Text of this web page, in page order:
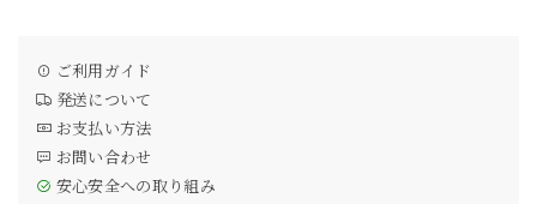
ご利用ガイド
発送について
お支払い方法
お問い合わせ
安心安全への取り組み